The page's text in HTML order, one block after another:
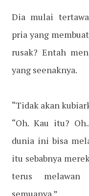
Dia mulai
pria yang
rusak? Entah
yang seenaknya.
“Tidak akan
“Oh. Kau itu?
dunia ini bisa
itu sebabnya
terus melawan
semuanya.”